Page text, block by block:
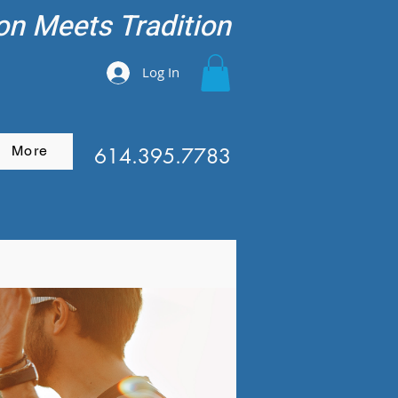
Meets Tradition
Log In
More 614.395.7783